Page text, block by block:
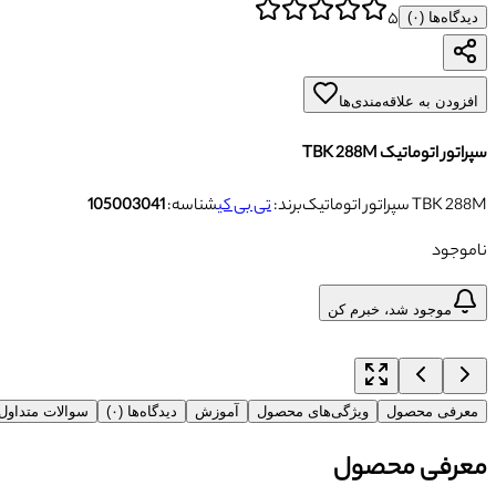
دیدگاه‌ها (۰) ۵
افزودن به علاقه‌مندی‌ها
سپراتور اتوماتیک TBK 288M
سپراتور اتوماتیک TBK 288M
برند:تی بی کیشناسه:105003041
ناموجود
موجود شد، خبرم کن
معرفی محصول ویژگی‌های محصول آموزش دیدگاه‌ها (۰) سوالات
معرفی محصول